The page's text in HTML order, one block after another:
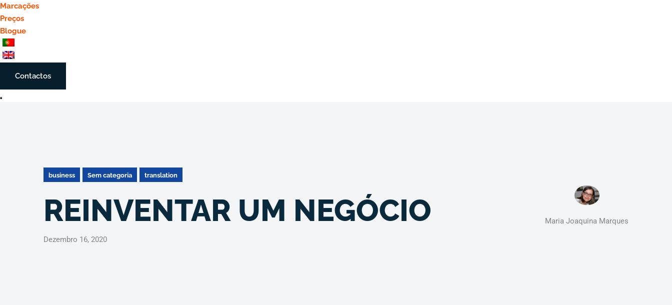
Marcações
Preços
Blogue
Contactos
business Sem categoria translation
REINVENTAR UM NEGÓCIO
Dezembro 16, 2020
Maria Joaquina Marques